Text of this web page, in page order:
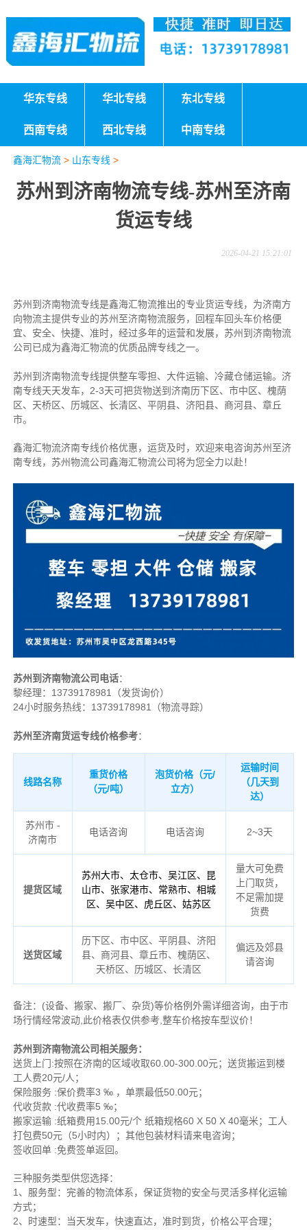
华东专线 华北专线 东北专线
西南专线 西北专线 中南专线
鑫海汇物流> 山东专线 >
苏州到济南物流专线-苏州至济南
货运专线
2026-04-21 15:21:01
苏州到济南物流专线是鑫海汇物流推出的专业货运专线，为济南方
向物流主提供专业的苏州至济南物流服务，回程车回头车价格便
宜、安全、快捷、准时，经过多年的运营和发展，苏州到济南物流
公司已成为鑫海汇物流的优质品牌专线之一。
苏州到济南物流专线提供整车零担、大件运输、冷藏仓储运输。济
南专线天天发车，2-3天可把货物送到济南历下区、市中区、槐荫
区、天桥区、历城区、长清区、平阴县、济阳县、商河县、章丘
市。
鑫海汇物流济南专线价格优惠，运货及时，欢迎来电咨询苏州至济
南专线，苏州物流公司鑫海汇物流公司将为您全力以赴！
苏州到济南物流公司电话：
黎经理： 13739178981（发货询价）
24小时服务热线：13739178981（物流寻踪）
苏州至济南货运专线价格参考：
线路名称
重货价格
（元/吨）
泡货价格（元/
立方）
运输时间
（几天到
达）
苏州市 -
济南市
电话咨询 电话咨询 2~3天
提货区域
苏州大市、太仓市、吴江区、昆
山市、张家港市、常熟市、相城
区、吴中区、虎丘区、姑苏区
量大可免费
上门取货，
不足需加提
货费
送货区域
历下区、市中区、平阴县、济阳
县、商河县、章丘市、槐荫区、
天桥区、历城区、长清区
偏远及郊县
请咨询
备注： (设备、搬家、搬厂、杂货)等价格例外需详细咨询，由于市
场行情经常波动,此价格表仅供参考,整车价格按车型议价！
苏州到济南物流公司相关服务：
送货上门:按照在济南的区域收取60.00-300.00元；送货搬运到楼
工人费20元/人；
保险服务 :保价费率3 ‰ ，单票最低50.00元；
代收货款 :代收费率5 ‰；
搬家运输 :纸箱费用15.00元/个 纸箱规格60 X 50 X 40毫米；工人
打包费50元（5小时内）；其他包装材料请来电咨询；
签收回单 :免费签单返回。
三种服务类型供您选择：
1、服务型：完善的物流体系，保证货物的安全与灵活多样化运输
方式；
2、时速型：当天发车，快速直达，准时到货，价格公平合理；